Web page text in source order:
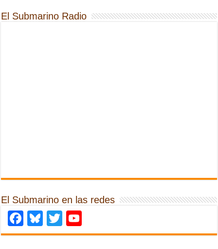
El Submarino Radio
El Submarino en las redes
Facebook
Bluesky
Twitter